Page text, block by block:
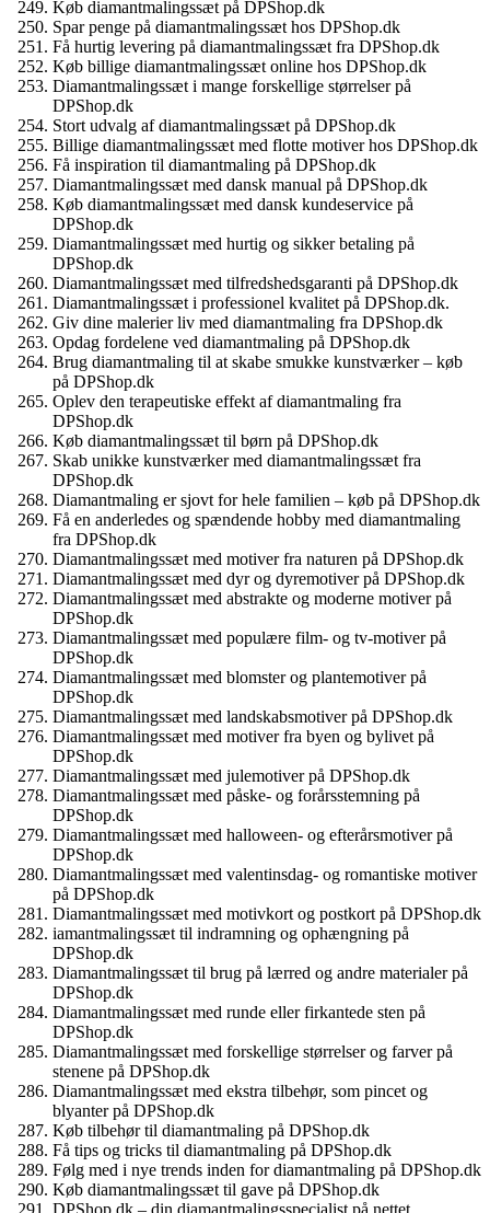
Køb diamantmalingssæt på DPShop.dk
Spar penge på diamantmalingssæt hos DPShop.dk
Få hurtig levering på diamantmalingssæt fra DPShop.dk
Køb billige diamantmalingssæt online hos DPShop.dk
Diamantmalingssæt i mange forskellige størrelser på
DPShop.dk
Stort udvalg af diamantmalingssæt på DPShop.dk
Billige diamantmalingssæt med flotte motiver hos DPShop.dk
Få inspiration til diamantmaling på DPShop.dk
Diamantmalingssæt med dansk manual på DPShop.dk
Køb diamantmalingssæt med dansk kundeservice på
DPShop.dk
Diamantmalingssæt med hurtig og sikker betaling på
DPShop.dk
Diamantmalingssæt med tilfredshedsgaranti på DPShop.dk
Diamantmalingssæt i professionel kvalitet på DPShop.dk.
Giv dine malerier liv med diamantmaling fra DPShop.dk
Opdag fordelene ved diamantmaling på DPShop.dk
Brug diamantmaling til at skabe smukke kunstværker – køb
på DPShop.dk
Oplev den terapeutiske effekt af diamantmaling fra
DPShop.dk
Køb diamantmalingssæt til børn på DPShop.dk
Skab unikke kunstværker med diamantmalingssæt fra
DPShop.dk
Diamantmaling er sjovt for hele familien – køb på DPShop.dk
Få en anderledes og spændende hobby med diamantmaling
fra DPShop.dk
Diamantmalingssæt med motiver fra naturen på DPShop.dk
Diamantmalingssæt med dyr og dyremotiver på DPShop.dk
Diamantmalingssæt med abstrakte og moderne motiver på
DPShop.dk
Diamantmalingssæt med populære film- og tv-motiver på
DPShop.dk
Diamantmalingssæt med blomster og plantemotiver på
DPShop.dk
Diamantmalingssæt med landskabsmotiver på DPShop.dk
Diamantmalingssæt med motiver fra byen og bylivet på
DPShop.dk
Diamantmalingssæt med julemotiver på DPShop.dk
Diamantmalingssæt med påske- og forårsstemning på
DPShop.dk
Diamantmalingssæt med halloween- og efterårsmotiver på
DPShop.dk
Diamantmalingssæt med valentinsdag- og romantiske motiver
på DPShop.dk
Diamantmalingssæt med motivkort og postkort på DPShop.dk
iamantmalingssæt til indramning og ophængning på
DPShop.dk
Diamantmalingssæt til brug på lærred og andre materialer på
DPShop.dk
Diamantmalingssæt med runde eller firkantede sten på
DPShop.dk
Diamantmalingssæt med forskellige størrelser og farver på
stenene på DPShop.dk
Diamantmalingssæt med ekstra tilbehør, som pincet og
blyanter på DPShop.dk
Køb tilbehør til diamantmaling på DPShop.dk
Få tips og tricks til diamantmaling på DPShop.dk
Følg med i nye trends inden for diamantmaling på DPShop.dk
Køb diamantmalingssæt til gave på DPShop.dk
DPShop.dk – din diamantmalingsspecialist på nettet